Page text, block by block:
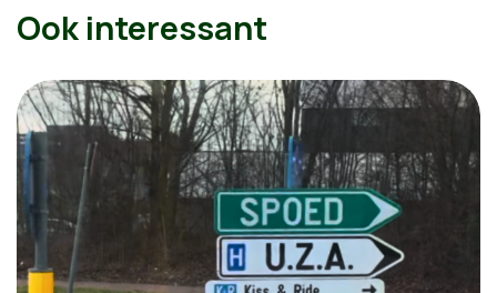
Ook interessant